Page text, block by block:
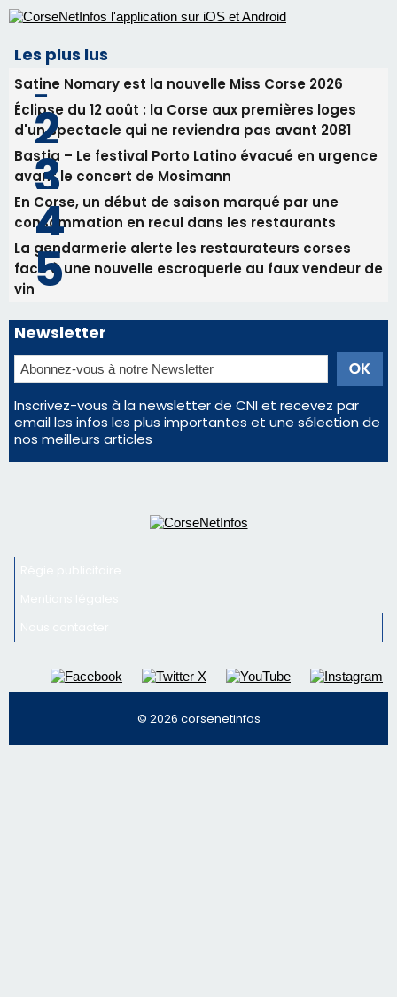
avant le concert de Mosimann
consommation en recul dans les restaurants
La gendarmerie alerte les restaurateurs corses
face à une nouvelle escroquerie au faux vendeur de
vin
Newsletter
Inscrivez-vous à la newsletter de CNI et recevez par
email les infos les plus importantes et une sélection de
nos meilleurs articles
Régie publicitaire
Mentions légales
Nous contacter